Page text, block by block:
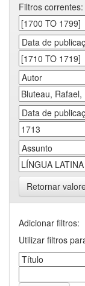
Filtros correntes:
Retornar
Adicionar filtros:
Utilizar filtros